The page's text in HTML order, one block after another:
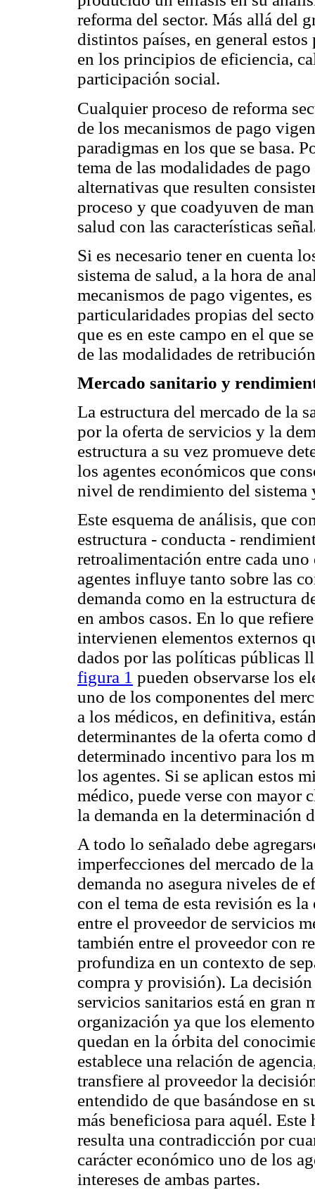
reforma del sector. Más allá del
distintos países, en general
en los principios de eficiencia,
participación social.
Cualquier proceso de reforma
de los mecanismos de pago
paradigmas en los que se basa.
tema de las modalidades de
alternativas que resulten
proceso y que coadyuven de
salud con las características
Si es necesario tener en cuenta
sistema de salud, a la hora de
mecanismos de pago vigentes,
particularidades propias del
que es en este campo en el que
de las modalidades de
Mercado sanitario y
La estructura del mercado de la
por la oferta de servicios y la
estructura a su vez promueve
los agentes económicos que
nivel de rendimiento del sistema
Este esquema de análisis, que
estructura - conducta -
retroalimentación entre cada
agentes influye tanto sobre las
demanda como en la estructura
en ambos casos. En lo que
intervienen elementos externos
dados por las políticas públicas
figura 1 pueden observarse los
uno de los componentes del
a los médicos, en definitiva,
determinantes de la oferta como
determinado incentivo para los
los agentes. Si se aplican estos
médico, puede verse con mayor
la demanda en la determinación
A todo lo señalado debe
imperfecciones del mercado de
demanda no asegura niveles de
con el tema de esta revisión es
entre el proveedor de servicios
también entre el proveedor con
profundiza en un contexto de
compra y provisión). La
servicios sanitarios está en gran
organización ya que los
quedan en la órbita del
establece una relación de
transfiere al proveedor la
entendido de que basándose en
más beneficiosa para aquél.
resulta una contradicción por
carácter económico uno de los
intereses de ambas partes.